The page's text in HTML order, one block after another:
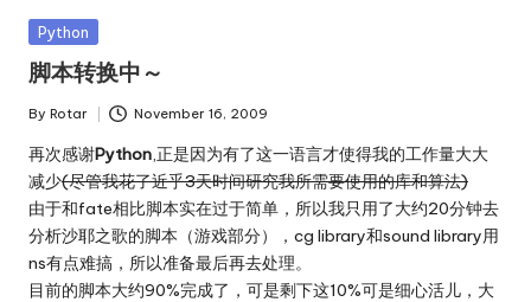
Posted
in
Python
脚本转换中～
Posted
by
By Rotar November 16, 2009
再次感谢Python,正是因为有了这一语言才使得我的工作量大大
减少(尽管我花了近乎3天时间研究我所需要使用的库和算法)
由于和fate相比脚本实在过于简单，所以我只用了大约20分钟去
分析沙耶之歌的脚本（游戏部分），cg library和sound library用
ns有点难搞，所以准备最后再去处理。
目前的脚本大约90%完成了，可是剩下这10%可是细心活儿，大